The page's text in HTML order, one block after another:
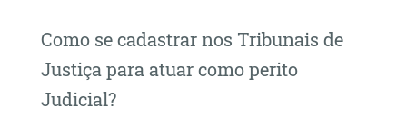
Como se cadastrar nos Tribunais de
Justiça para atuar como perito
Judicial?